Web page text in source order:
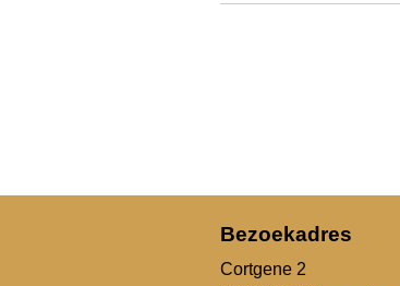
Bezoekadres
Cortgene 2